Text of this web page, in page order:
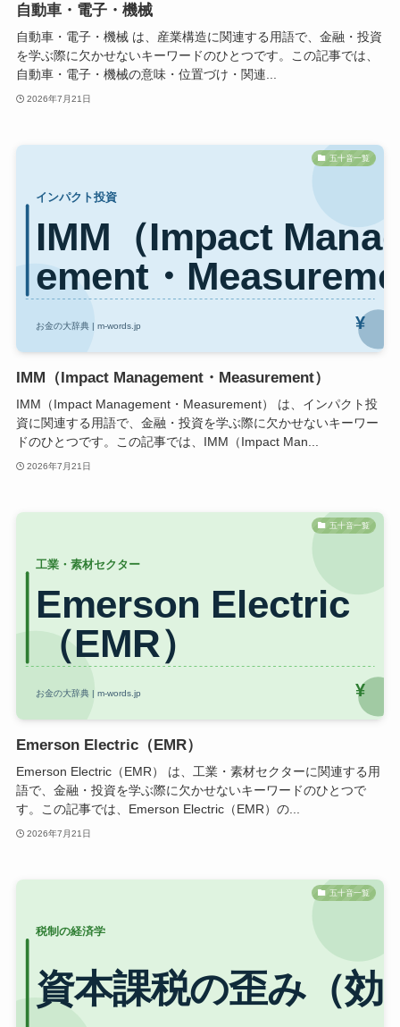
自動車・電子・機械
自動車・電子・機械 は、産業構造に関連する用語で、金融・投資
を学ぶ際に欠かせないキーワードのひとつです。この記事では、
自動車・電子・機械の意味・位置づけ・関連...
2026年7月21日
五十音一覧
IMM（Impact Management・Measurement）
IMM（Impact Management・Measurement） は、インパクト投
資に関連する用語で、金融・投資を学ぶ際に欠かせないキーワー
ドのひとつです。この記事では、IMM（Impact Man...
2026年7月21日
五十音一覧
Emerson Electric（EMR）
Emerson Electric（EMR） は、工業・素材セクターに関連する用
語で、金融・投資を学ぶ際に欠かせないキーワードのひとつで
す。この記事では、Emerson Electric（EMR）の...
2026年7月21日
五十音一覧